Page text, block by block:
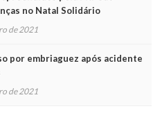
no Natal Solidário
de 2021
por embriaguez após acidente
de 2021